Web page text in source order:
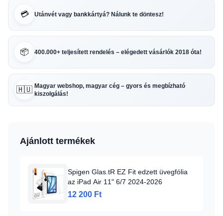
💳 Utánvét vagy bankkártyá? Nálunk te döntesz!
📦 400.000+ teljesített rendelés – elégedett vásárlók 2018 óta!
🇭🇺 Magyar webshop, magyar cég – gyors és megbízható
kiszolgálás!
Ajánlott termékek
Spigen Glas.tR EZ Fit edzett üvegfólia
az iPad Air 11" 6/7 2024-2026
12 200 Ft